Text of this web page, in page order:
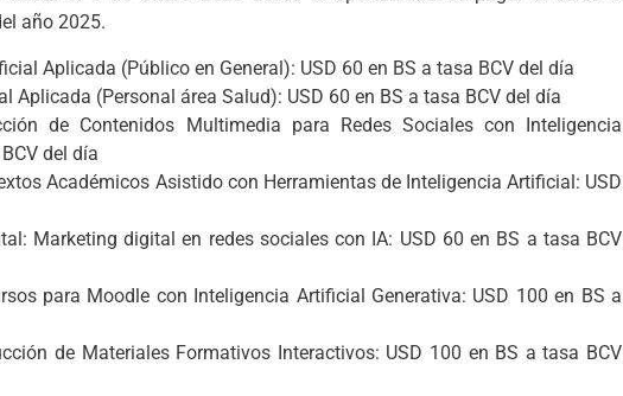
año 2025.
Aplicada (Público en General): USD 60 en BS a tasa BCV del día
Aplicada (Personal área Salud): USD 60 en BS a tasa BCV del día
de Contenidos Multimedia para Redes Sociales con Inteligencia
del día
Académicos Asistido con Herramientas de Inteligencia Artificial: USD
Marketing digital en redes sociales con IA: USD 60 en BS a tasa BCV
para Moodle con Inteligencia Artificial Generativa: USD 100 en BS a
de Materiales Formativos Interactivos: USD 100 en BS a tasa BCV